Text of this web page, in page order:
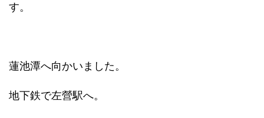
す。
蓮池潭へ向かいました。
地下鉄で左營駅へ。